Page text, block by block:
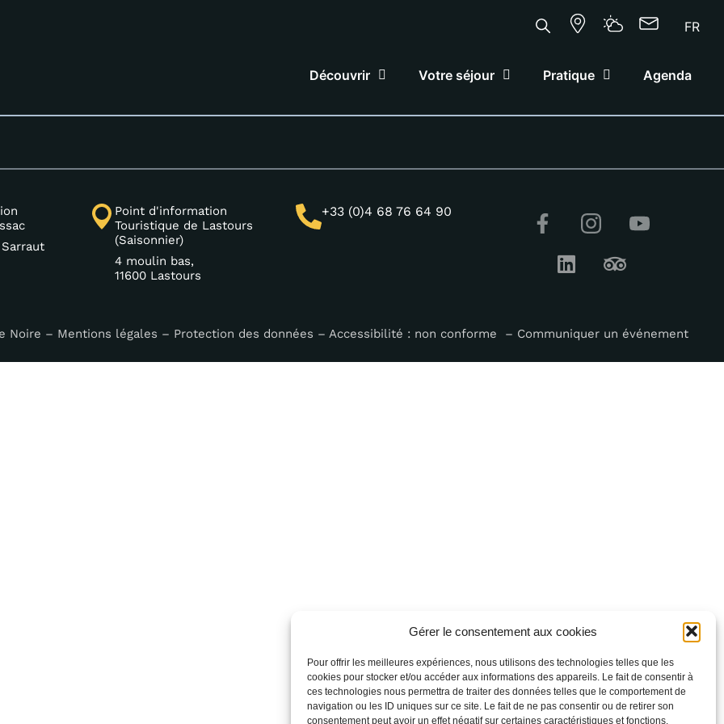
Gérer le consentement aux cookies
Pour offrir les meilleures expériences, nous utilisons des technologies telles que les
cookies pour stocker et/ou accéder aux informations des appareils. Le fait de consentir à
ces technologies nous permettra de traiter des données telles que le comportement de
navigation ou les ID uniques sur ce site. Le fait de ne pas consentir ou de retirer son
consentement peut avoir un effet négatif sur certaines caractéristiques et fonctions.
FR
Découvrir Votre séjour Pratique Agenda
Point d'information
Touristique de Lastours
(Saisonnier)
4 moulin bas,
11600 Lastours
+33 (0)4 68 76 64 90
Noire – Mentions légales – Protection des données – Accessibilité : non conforme – Communiquer un événement